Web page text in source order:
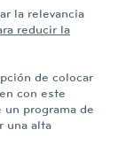
la relevancia
reducir la
de colocar
con este
programa de
una alta